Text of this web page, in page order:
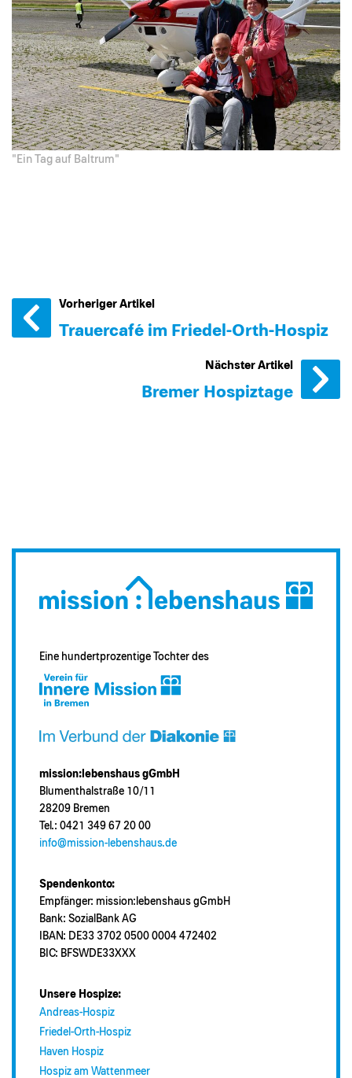
"Ein Tag auf Baltrum"
Vorheriger Artikel
Trauercafé im Friedel-Orth-Hospiz
Nächster Artikel
Bremer Hospiztage
Eine hundertprozentige Tochter des
mission:lebenshaus gGmbH
Blumenthalstraße 10/11
28209 Bremen
Tel.: 0421 349 67 20 00
info@mission-lebenshaus.de
Spendenkonto:
Empfänger: mission:lebenshaus gGmbH
Bank: SozialBank AG
IBAN: DE33 3702 0500 0004 472402
BIC: BFSWDE33XXX
Unsere Hospize:
Andreas-Hospiz
Friedel-Orth-Hospiz
Haven Hospiz
Hospiz am Wattenmeer